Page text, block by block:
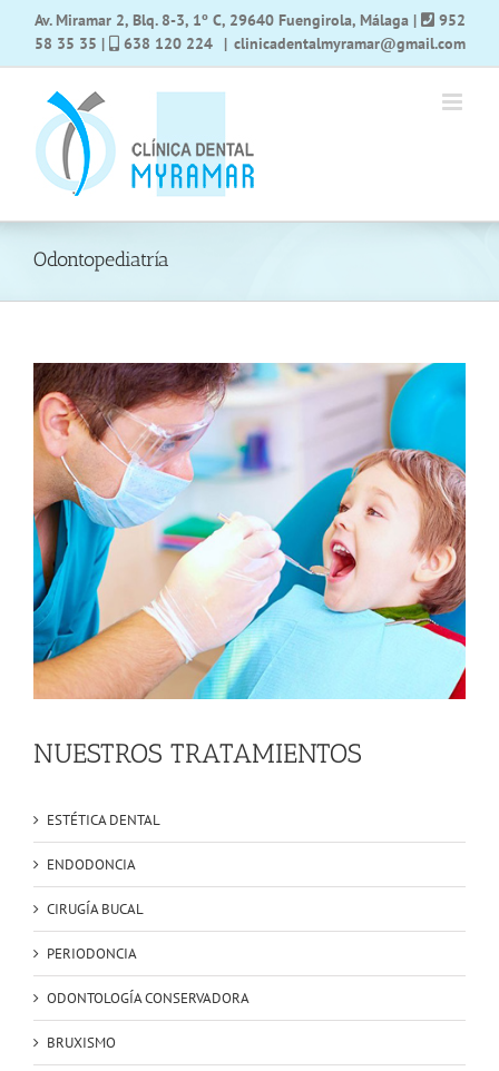
contenido
Av. Miramar 2, Blq. 8-3, 1º C, 29640 Fuengirola, Málaga |
952
58 35 35 | 638 120 224 | clinicadentalmyramar@gmail.com
Odontopediatría
NUESTROS TRATAMIENTOS
ESTÉTICA DENTAL
ENDODONCIA
CIRUGÍA BUCAL
PERIODONCIA
ODONTOLOGÍA CONSERVADORA
BRUXISMO